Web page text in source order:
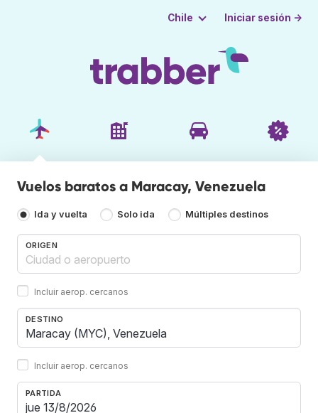
Chile Iniciar sesión →
Vuelos baratos a Maracay, Venezuela
Ida y vuelta Solo ida Múltiples destinos
ORIGEN
Incluir aerop. cercanos
DESTINO
Incluir aerop. cercanos
PARTIDA